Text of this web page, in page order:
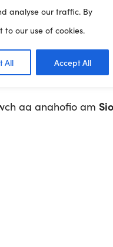
analyse our traffic. By
to our use of cookies.
All Accept All
ddigwyddiadau
yn gyfle perffaith i
eich mannau
ag anghofio am